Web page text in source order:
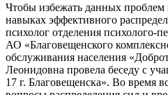
Чтобы избежать данных проблем
навыках эффективного
психолог отделения психолого-
АО «Благовещенского
обслуживания населения
Леонидовна провела беседу с
17 г. Благовещенска». Во время